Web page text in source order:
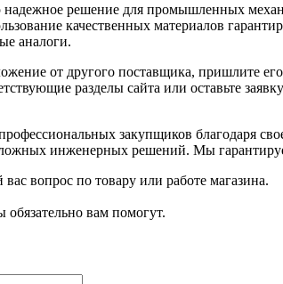
решение для промышленных
качественных материалов
аналоги.
от другого поставщика, пришлите
разделы сайта или оставьте
закупщиков благодаря
инженерных решений. Мы
вопрос по товару или работе магазина.
вам помогут.